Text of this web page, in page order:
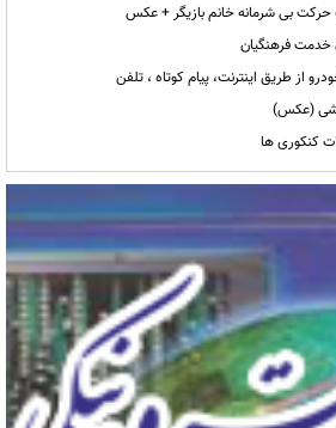
حرکت بی شرمانه خانم بازیگر + عکس
از طریق اینترنت، پیام کوتاه ، تلفن
(عکس)
کنکوری ها